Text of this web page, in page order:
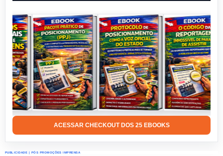
ACESSAR CHECKOUT DOS 25 EBOOKS
PUBLICIDADE | PÓS PROMOÇÕES IMPRENSA